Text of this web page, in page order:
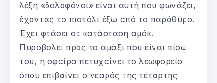
λέξη «δολοφόνοι» είναι αυτή που φωνάζει,
έχοντας το πιστόλι έξω από το παράθυρο.
Έχει φτάσει σε κατάσταση αμόκ.
Πυροβολεί προς το αμάξι που είναι πίσω
του, η σφαίρα πετυχαίνει το λεωφορείο
όπου επιβαίνει ο νεαρός της τέταρτης